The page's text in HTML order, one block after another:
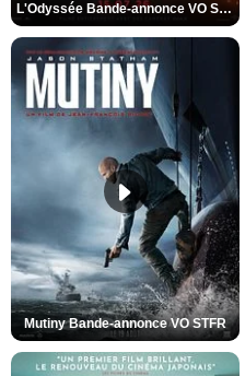
L'Odyssée Bande-annonce VO STFR
Mutiny Bande-annonce VO STFR